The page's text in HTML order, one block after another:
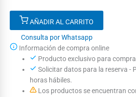
AÑADIR AL CARRITO
Consulta por Whatsapp
Información de compra online
Producto exclusivo para
Solicitar datos para la reserva -
horas hábiles.
Los productos se encuentran